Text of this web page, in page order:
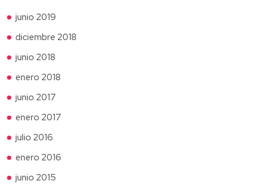
junio 2019
diciembre 2018
junio 2018
enero 2018
junio 2017
enero 2017
julio 2016
enero 2016
junio 2015